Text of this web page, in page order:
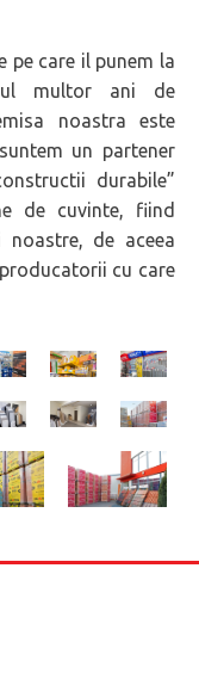
pe care il punem la
multor ani de
noastra este
un partener
durabile”
de cuvinte, fiind
de aceea
cu care